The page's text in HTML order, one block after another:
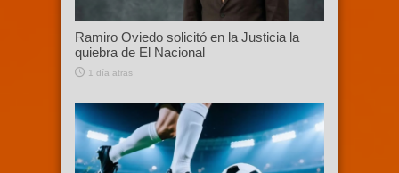
Ramiro Oviedo solicitó en la Justicia la
quiebra de El Nacional
1 día atras